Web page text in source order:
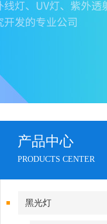
产品中心
PRODUCTS CENTER
黑光灯